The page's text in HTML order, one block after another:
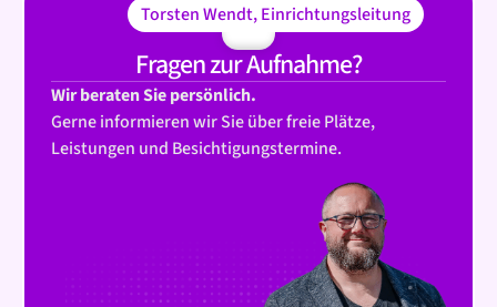
Fragen zur Aufnahme?
Wir beraten Sie persönlich.
Gerne informieren wir Sie über freie Plätze,
Leistungen und Besichtigungstermine.
Torsten Wendt, Einrichtungsleitung